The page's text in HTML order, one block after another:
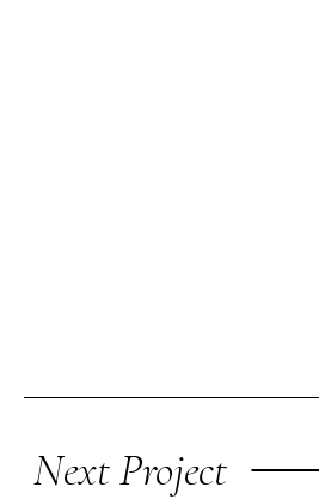
Next Project